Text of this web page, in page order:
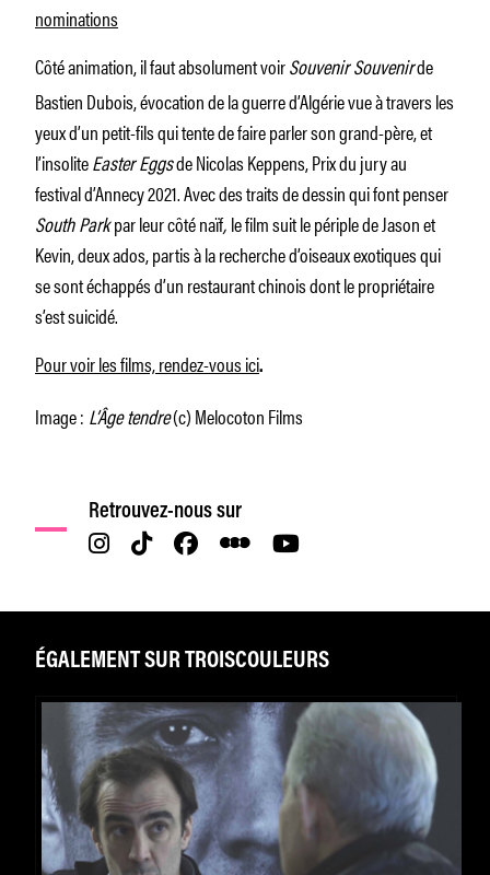
nominations
Côté animation, il faut absolument voirSouvenir Souvenirde
Bastien Dubois, évocation de la guerre d’Algérie vue à travers les
yeux d’un petit-fils qui tente de faire parler son grand-père, et
l’insoliteEaster Eggsde Nicolas Keppens, Prix du jury au
festival d’Annecy 2021. Avec des traits de dessin qui font penser
South Parkpar leur côté naïf,le film suit le périple de Jason et
Kevin, deux ados, partis à la recherche d’oiseaux exotiques qui
se sont échappés d’un restaurant chinois dont le propriétaire
s’est suicidé.
Pour voir les films, rendez-vous ici.
Image : L’Âge tendre(c) Melocoton Films
Retrouvez-nous sur
ÉGALEMENT SUR TROISCOULEURS